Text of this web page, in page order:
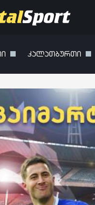
კალათბურთი